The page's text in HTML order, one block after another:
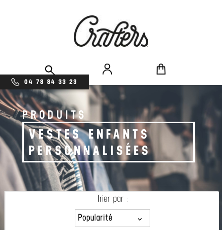
04 78 84 33 23
PRODUITS
VESTES ENFANTS
PERSONNALISÉES
Trier par :
Popularité